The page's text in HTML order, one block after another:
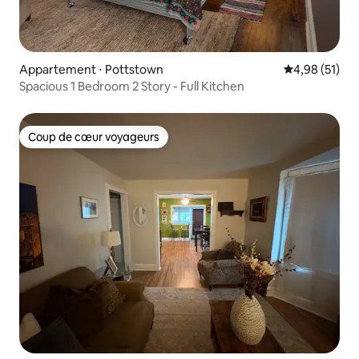
Appartement ⋅ Pottstown Évaluation
4,98 (51)
Spacious 1 Bedroom 2 Story - Full Kitchen
Coup de cœur voyageurs
Coup de cœur voyageurs